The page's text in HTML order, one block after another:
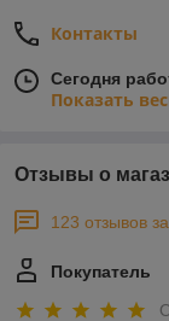
Контакты
Сегодня
Показать
Отзывы о
123 отзывов
Покупатель